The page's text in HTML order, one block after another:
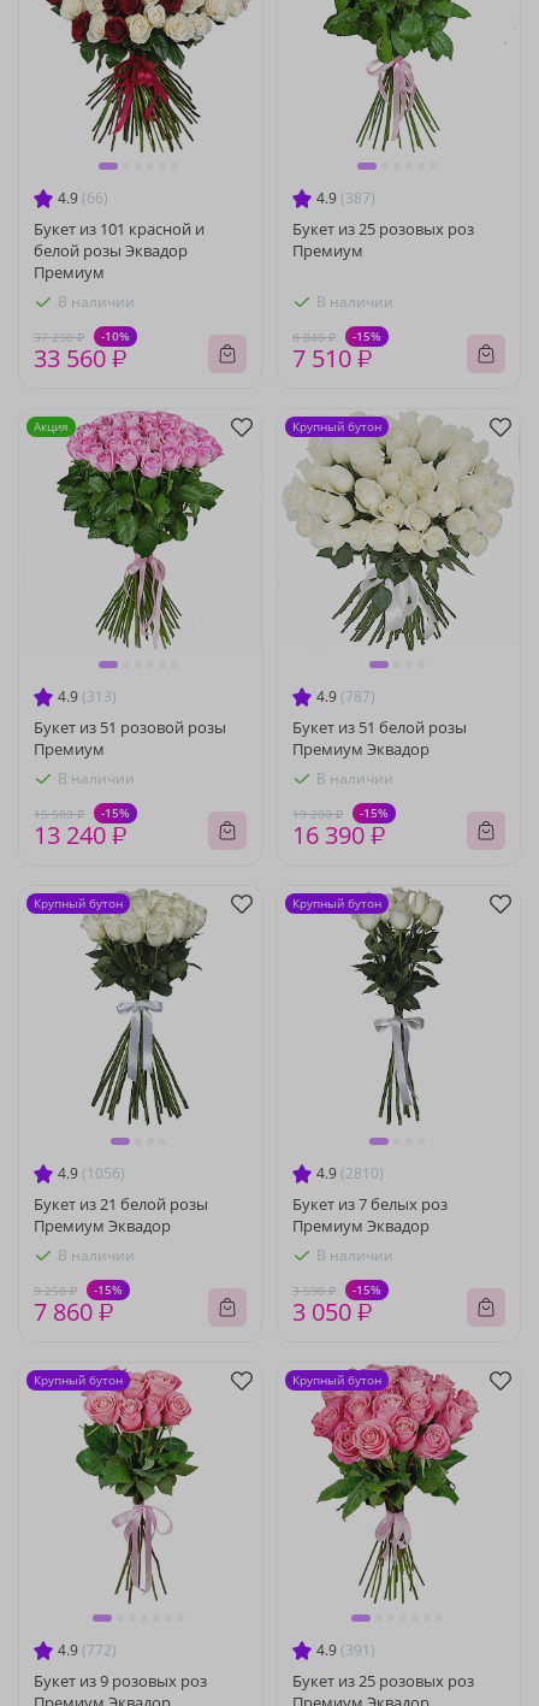
4.9 (66)
Букет из 101 красной и
белой розы Эквадор
Премиум
В наличии
37 290 ₽ -10%
33 560 ₽
4.9 (387)
Букет из 25 розовых роз
Премиум
В наличии
8 840 ₽ -15%
7 510 ₽
4.9 (313)
Букет из 51 розовой розы
Премиум
В наличии
15 580 ₽ -15%
13 240 ₽
Акция
4.9 (787)
Букет из 51 белой розы
Премиум Эквадор
В наличии
19 280 ₽ -15%
16 390 ₽
Крупный бутон
4.9 (1056)
Букет из 21 белой розы
Премиум Эквадор
В наличии
9 250 ₽ -15%
7 860 ₽
Крупный бутон
4.9 (2810)
Букет из 7 белых роз
Премиум Эквадор
В наличии
3 590 ₽ -15%
3 050 ₽
Крупный бутон
4.9 (772)
Букет из 9 розовых роз
Крупный бутон
4.9 (391)
Букет из 25 розовых роз
Крупный бутон